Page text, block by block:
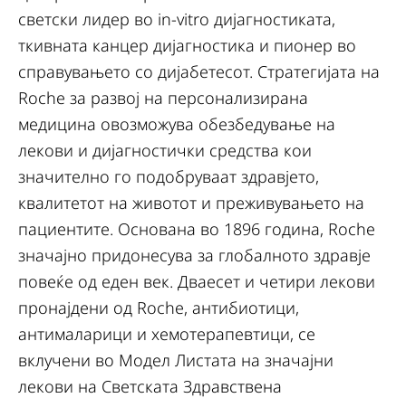
светски лидер во in-vitro дијагностиката,
ткивната канцер дијагностика и пионер во
справувањето со дијабетесот. Стратегијата на
Roche за развој на персонализирана
медицина овозможува обезбедување на
лекови и дијагностички средства кои
значително го подобруваат здравјето,
квалитетот на животот и преживувањето на
пациентите. Основана во 1896 година, Roche
значајно придонесува за глобалното здравје
повеќе од еден век. Дваесет и четири лекови
пронајдени од Roche, антибиотици,
антималарици и хемотерапевтици, се
вклучени во Модел Листата на значајни
лекови на Светската Здравствена